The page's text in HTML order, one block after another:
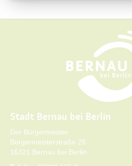
Stadt Bernau bei Berlin
Der Bürgermeister
Bürgermeisterstraße 25
16321 Bernau bei Berlin